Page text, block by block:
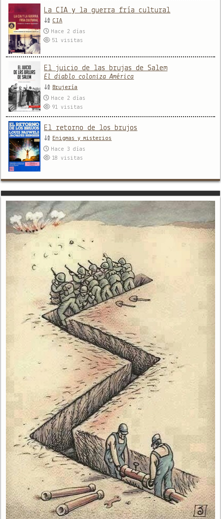
La CIA y la guerra fría cultural
CIA
Hace 2 días
51visitas
El juicio de las brujas de Salem
El diablo coloniza América
Brujería
Hace 2 días
91visitas
El retorno de los brujos
Enigmas y misterios
Hace 3 días
18visitas